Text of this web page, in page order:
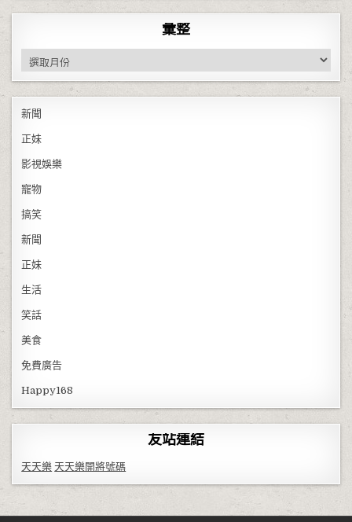
彙整
彙整
新聞
正妹
影視娛樂
寵物
搞笑
新聞
正妹
生活
笑話
美食
免費廣告
Happy168
友站連結
天天樂 天天樂開將號碼